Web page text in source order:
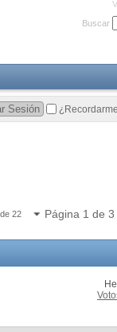
Página 1 de 3
22
Buscar